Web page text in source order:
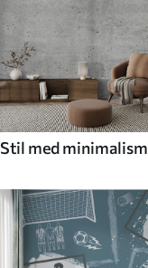
Stil med minimalism